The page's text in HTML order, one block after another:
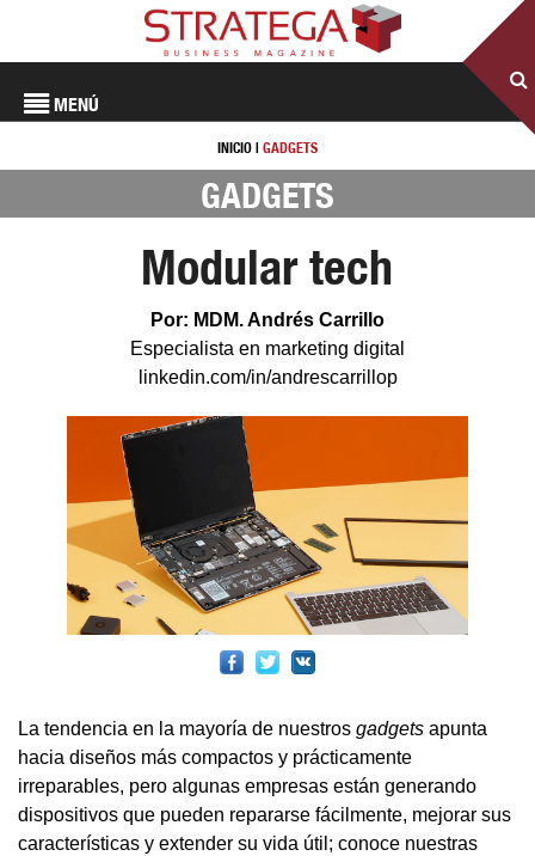
MENÚ
INICIO | GADGETS
GADGETS
Modular tech
Por: MDM. Andrés Carrillo
Especialista en marketing digital
linkedin.com/in/andrescarrillop
La tendencia en la mayoría de nuestros gadgets apunta
hacia diseños más compactos y prácticamente
irreparables, pero algunas empresas están generando
dispositivos que pueden repararse fácilmente, mejorar sus
características y extender su vida útil; conoce nuestras